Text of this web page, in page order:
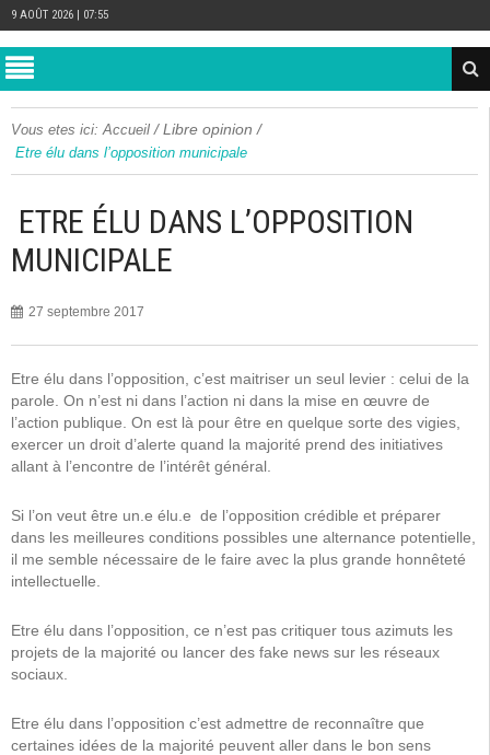
9 AOÛT 2026 | 07:55
Vous etes ici: Accueil /Libre opinion /
Etre élu dans l’opposition municipale
ETRE ÉLU DANS L’OPPOSITION
MUNICIPALE
27 septembre 2017
Etre élu dans l’opposition, c’est maitriser un seul levier : celui de la
parole. On n’est ni dans l’action ni dans la mise en œuvre de
l’action publique. On est là pour être en quelque sorte des vigies,
exercer un droit d’alerte quand la majorité prend des initiatives
allant à l’encontre de l’intérêt général.
Si l’on veut être un.e élu.e de l’opposition crédible et préparer
dans les meilleures conditions possibles une alternance potentielle,
il me semble nécessaire de le faire avec la plus grande honnêteté
intellectuelle.
Etre élu dans l’opposition, ce n’est pas critiquer tous azimuts les
projets de la majorité ou lancer des fake news sur les réseaux
sociaux.
Etre élu dans l’opposition c’est admettre de reconnaître que
certaines idées de la majorité peuvent aller dans le bon sens